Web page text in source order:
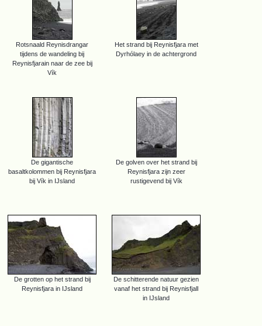
Rotsnaald Reynisdrangar
tijdens de wandeling bij
Reynisfjarain naar de zee bij
Vík
Het strand bij Reynisfjara met
Dyrhólaey in de achtergrond
De gigantische
basaltkolommen bij Reynisfjara
bij Vík in IJsland
De golven over het strand bij
Reynisfjara zijn zeer
rustigevend bij Vík
De grotten op het strand bij
Reynisfjara in IJsland
De schitterende natuur gezien
vanaf het strand bij Reynisfjall
in IJsland